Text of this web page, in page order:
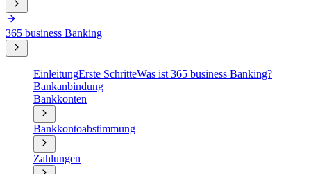
365 business Banking
EinleitungErste SchritteWas ist 365 business Banking?
Bankanbindung
Bankkonten
Bankkontoabstimmung
Zahlungen